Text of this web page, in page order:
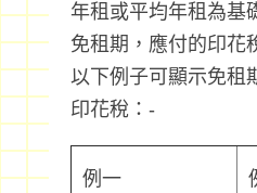
年租或平均年租為基
免租期，應付的印花
以下例子可顯示免租
印花稅：-
例一